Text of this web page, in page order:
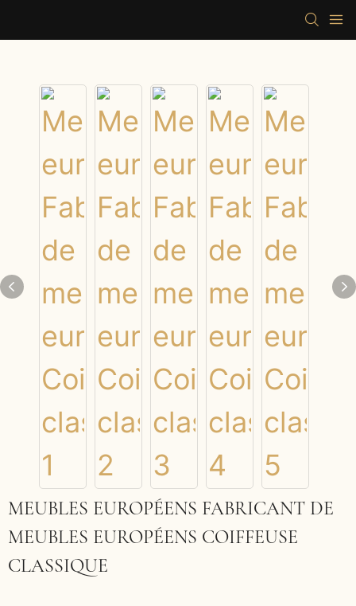
MEUBLES EUROPÉENS FABRICANT DE
MEUBLES EUROPÉENS COIFFEUSE
CLASSIQUE